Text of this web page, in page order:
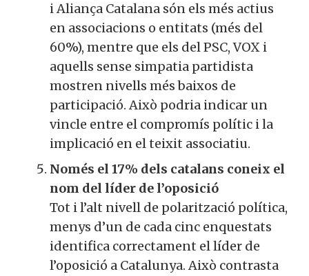
i Aliança Catalana són els més actius
en associacions o entitats (més del
60%), mentre que els del PSC, VOX i
aquells sense simpatia partidista
mostren nivells més baixos de
participació. Això podria indicar un
vincle entre el compromís polític i la
implicació en el teixit associatiu.
Només el 17% dels catalans coneix el
nom del líder de l’oposició
Tot i l’alt nivell de polarització política,
menys d’un de cada cinc enquestats
identifica correctament el líder de
l’oposició a Catalunya. Això contrasta